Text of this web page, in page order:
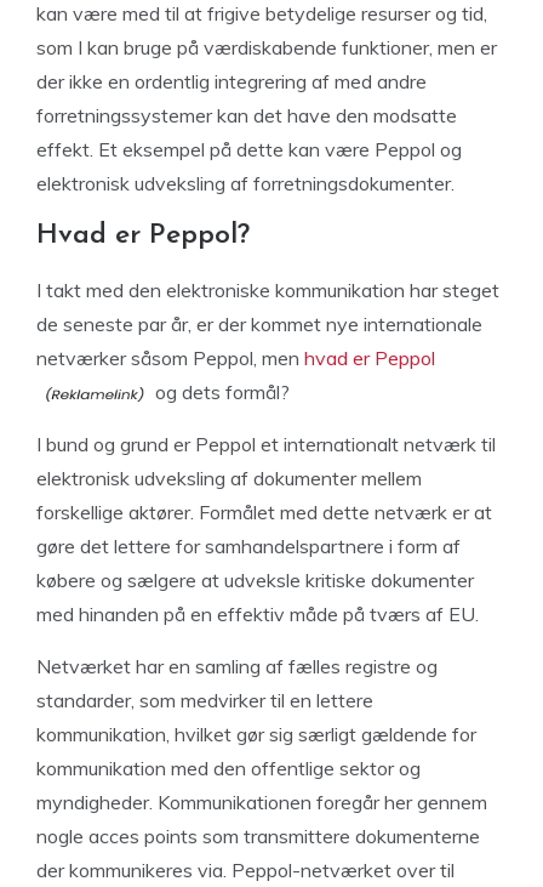
kan være med til at frigive betydelige resurser og tid,
som I kan bruge på værdiskabende funktioner, men er
der ikke en ordentlig integrering af med andre
forretningssystemer kan det have den modsatte
effekt. Et eksempel på dette kan være Peppol og
elektronisk udveksling af forretningsdokumenter.
Hvad er Peppol?
I takt med den elektroniske kommunikation har steget
de seneste par år, er der kommet nye internationale
netværker såsom Peppol, men hvad er Peppol
og dets formål?
I bund og grund er Peppol et internationalt netværk til
elektronisk udveksling af dokumenter mellem
forskellige aktører. Formålet med dette netværk er at
gøre det lettere for samhandelspartnere i form af
købere og sælgere at udveksle kritiske dokumenter
med hinanden på en effektiv måde på tværs af EU.
Netværket har en samling af fælles registre og
standarder, som medvirker til en lettere
kommunikation, hvilket gør sig særligt gældende for
kommunikation med den offentlige sektor og
myndigheder. Kommunikationen foregår her gennem
nogle acces points som transmittere dokumenterne
der kommunikeres via. Peppol-netværket over til